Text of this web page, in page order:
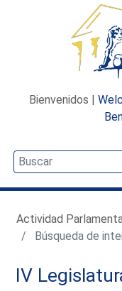
Bienvenidos |
Actividad
Búsqueda de
IV